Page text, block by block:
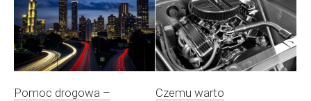
Pomoc drogowa –
Czemu warto